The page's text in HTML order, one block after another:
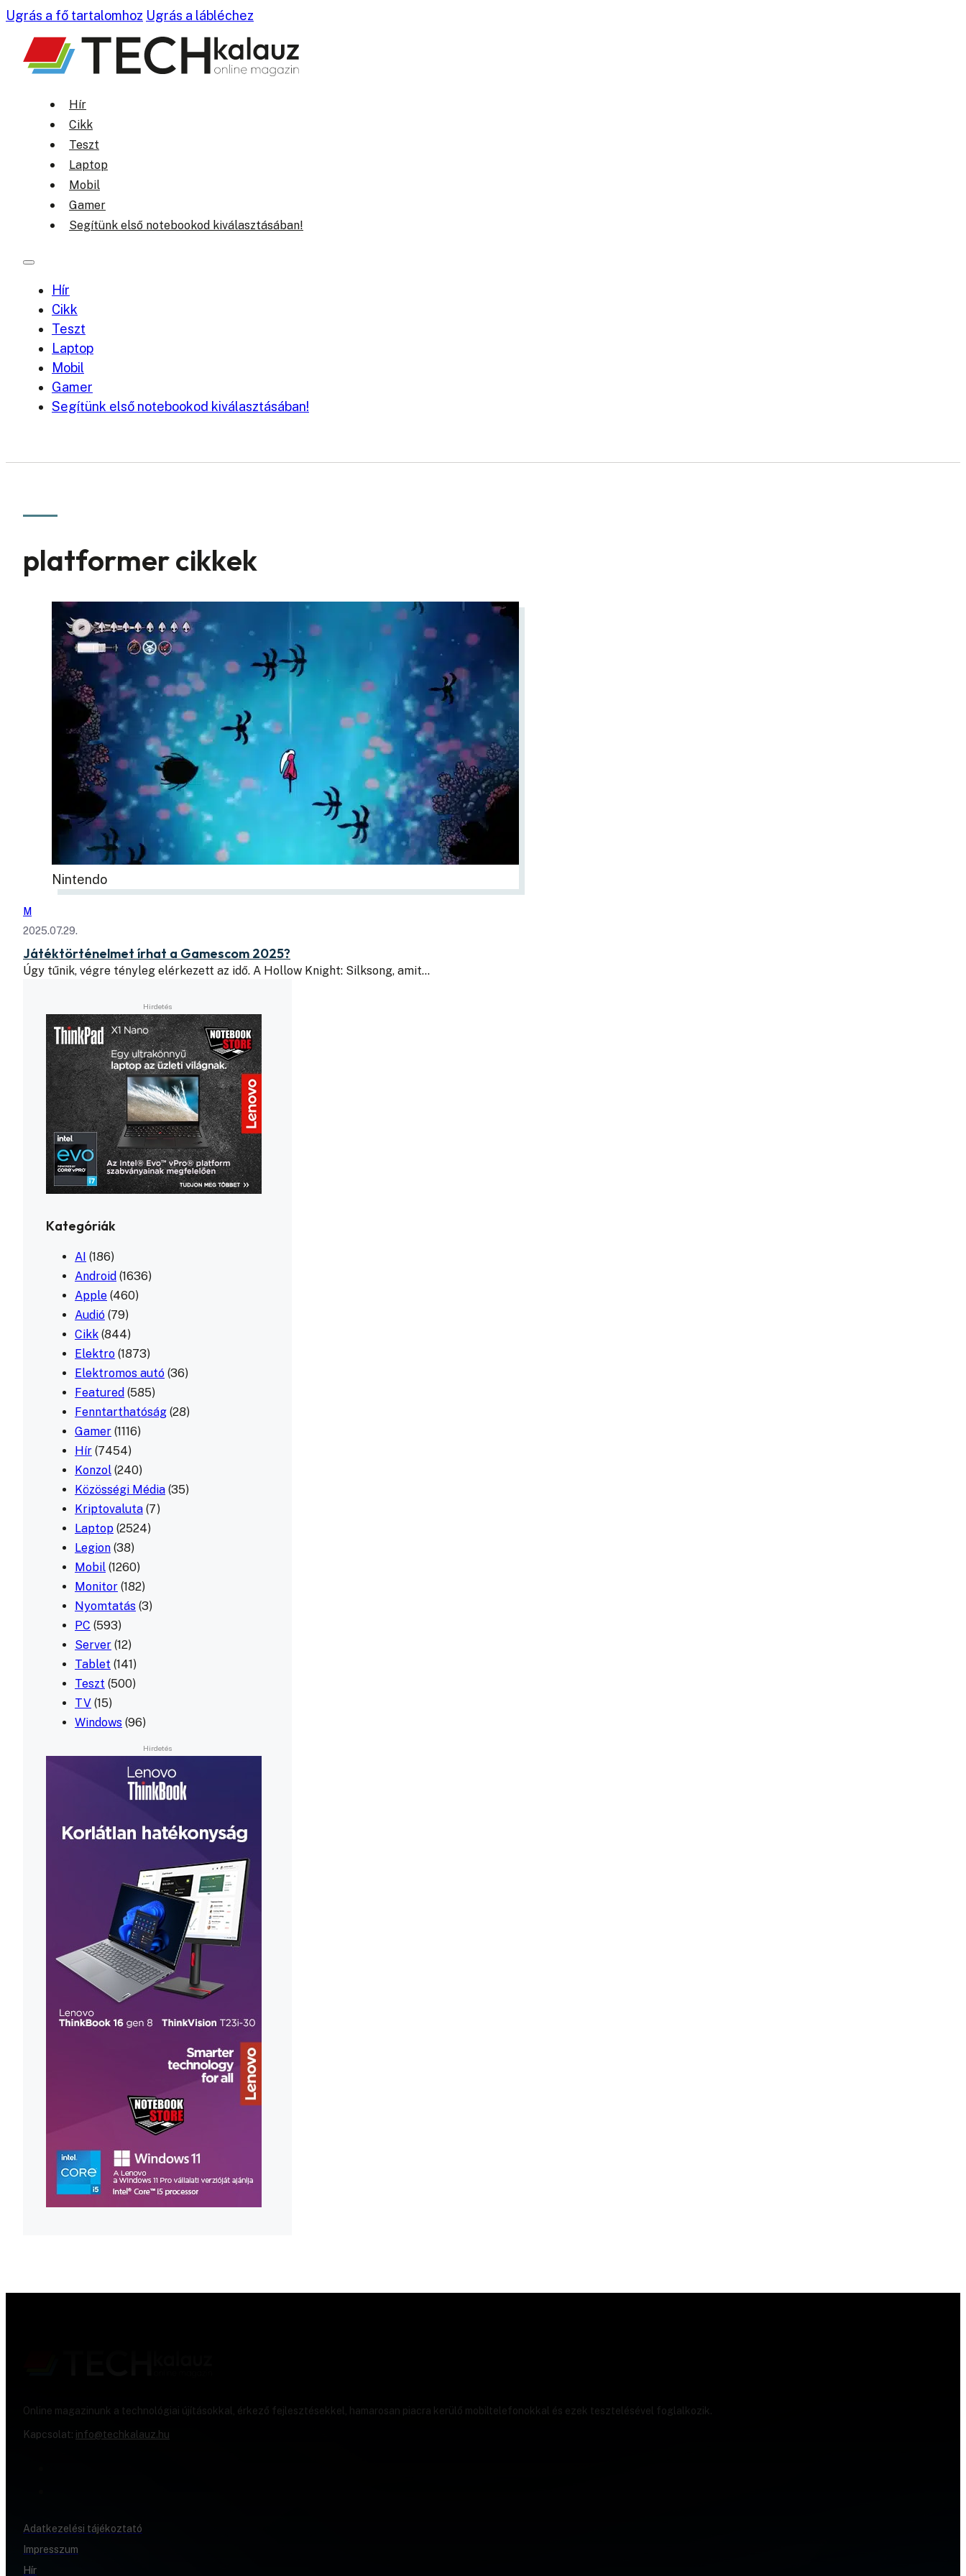
Ugrás a fő tartalomhoz Ugrás a lábléchez
Hír
Cikk
Teszt
Laptop
Mobil
Gamer
Segítünk első notebookod kiválasztásában!
Hír
Cikk
Teszt
Laptop
Mobil
Gamer
Segítünk első notebookod kiválasztásában!
platformer cikkek
Nintendo
M
2025.07.29.
Játéktörténelmet írhat a Gamescom 2025?
Úgy tűnik, végre tényleg elérkezett az idő. A Hollow Knight: Silksong, amit…
Kategóriák
AI (186)
Android (1636)
Apple (460)
Audió (79)
Cikk (844)
Elektro (1873)
Elektromos autó (36)
Featured (585)
Fenntarthatóság (28)
Gamer (1116)
Hír (7454)
Konzol (240)
Közösségi Média (35)
Kriptovaluta (7)
Laptop (2524)
Legion (38)
Mobil (1260)
Monitor (182)
Nyomtatás (3)
PC (593)
Server (12)
Tablet (141)
Teszt (500)
TV (15)
Windows (96)
Online magazinunk a technológiai újításokkal, érkező fejlesztésekkel, hamarosan piacra kerülő mobiltelefonokkal és ezek tesztelésével foglalkozik.
Kapcsolat: info@techkalauz.hu
Adatkezelési tájékoztató
Impresszum
Hír